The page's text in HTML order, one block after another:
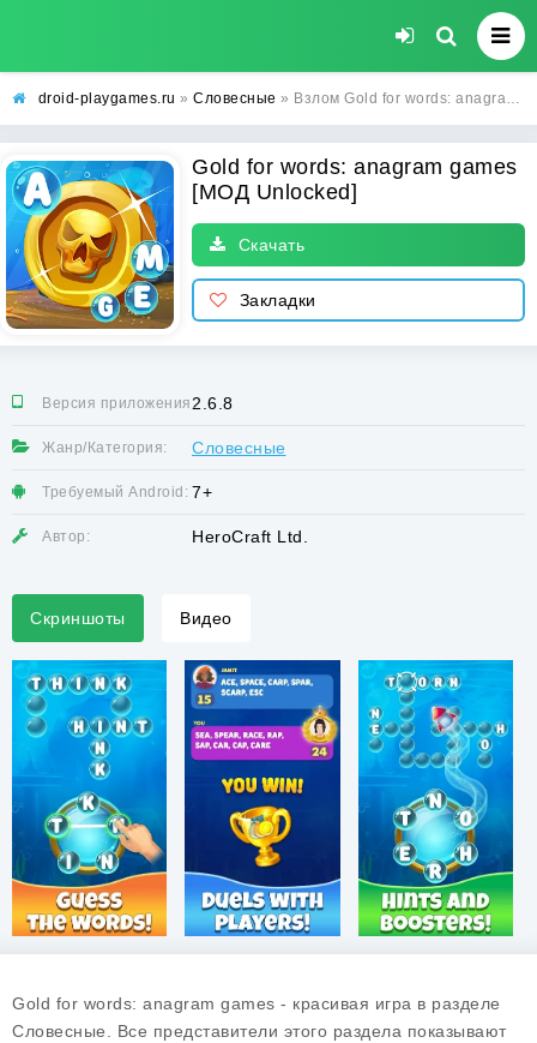
droid-playgames.ru » Словесные » Взлом Gold for words: anagram games [МОД Unlocked] - последняя версия apk на Андроид
Gold for words: anagram games
[МОД Unlocked]
Скачать
Закладки
Версия приложения:2.6.8
Жанр/Категория: Словесные
Требуемый Android: 7+
Автор: HeroCraft Ltd.
Скриншоты Видео
Gold for words: anagram games - красивая игра в разделе
Словесные. Все представители этого раздела показывают